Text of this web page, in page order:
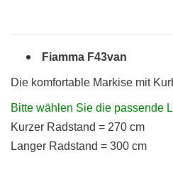
Fiamma F43van
Die komfortable Markise mit
Bitte wählen Sie die passende
Kurzer Radstand = 270 cm
Langer Radstand = 300 cm